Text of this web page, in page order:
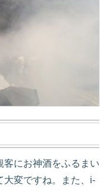
にお神酒をふるまい
大変ですね。また、i-